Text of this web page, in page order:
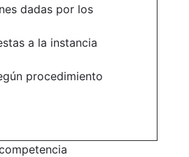
dadas por los
a la instancia
procedimiento